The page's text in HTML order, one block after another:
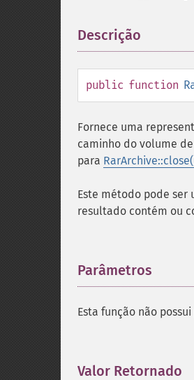
Descrição
public function
Fornece uma
caminho do volume
para
Este método pode ser
resultado contém ou
Parâmetros
Esta função não
Valor Retornado